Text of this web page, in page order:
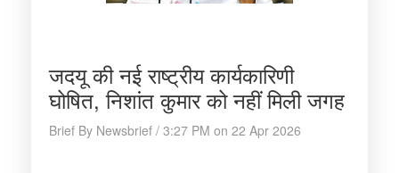
जदयू की नई राष्ट्रीय कार्यकारिणी
घोषित, निशांत कुमार को नहीं मिली जगह
Brief By Newsbrief / 3:27 PM on 22 Apr 2026